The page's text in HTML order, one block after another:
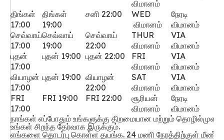
விமானம்
திங்கள்
17:00
திங்கள்
19:00
சனி 22:00
WED
விமானம்
நேரடி
விமானம்
செவ்வாய்
17:00
செவ்வாய்
19:00
செவ்வாய்
22:00
THUR
விமானம்
VIA
விமானம்
புதன்
17:00
புதன் 19:00 புதன் 22:00
FRI
விமானம்
VIA
விமானம்
வியாழன்
17:00
புதன் 19:00 வியாழன்
22:00
SAT
விமானம்
VIA
விமானம்
FRI
17:00
FRI 19:00 FRI 22:00
சூரியன்
விமானம்
நேரடி
விமானம்
நாங்கள் எப்போதும் உங்களுக்கு திறமையான மற்றும்
உங்கள் சிறந்த தேர்வாக இருக்கும்.
எங்களை தொடர்பு கொள்ள தயங்க. 24 மணி நேரத்திற்குள்